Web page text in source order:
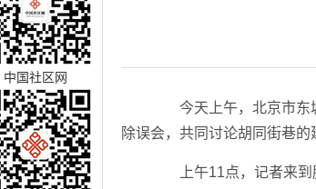
今天上午，北京市东城
除误会，共同讨论胡同街巷的
上午11点，记者来到腊
中国社区网